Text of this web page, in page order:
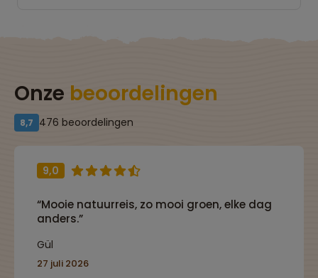
Onze beoordelingen
8,7 476 beoordelingen
9,0
“Mooie natuurreis, zo mooi groen, elke dag
anders.”
Gül
27 juli 2026